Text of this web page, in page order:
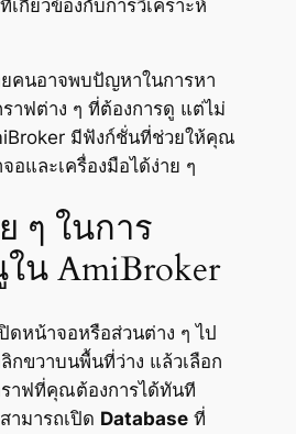
เกี่ยวข้องกับการวิเคราะห์
คนอาจพบปัญหาในการหา
าฟต่าง ๆ ที่ต้องการดู แต่ไม่
มีฟังก์ชั่นที่ช่วยให้คุณ
อและเครื่องมือได้ง่าย ๆ
ๆ ในการ
น AmiBroker
ดหน้าจอหรือส่วนต่าง ๆ ไป
กขวาบนพื้นที่ว่าง แล้วเลือก
ราฟที่คุณต้องการได้ทันที
ามารถเปิด Databaseที่